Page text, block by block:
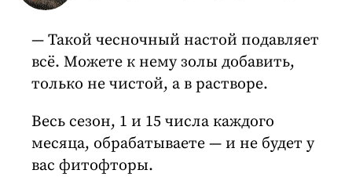
Такой чесночный настой подавляет
всё. Можете к нему золы добавить,
только не чистой, а в растворе.
Весь сезон, 1 и 15 числа каждого
месяца, обрабатываете — и не будет у
вас фитофторы.